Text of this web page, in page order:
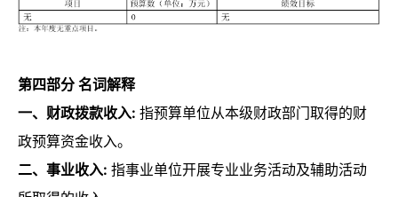
第四部分 名词解释
一、财政拨款收入: 指预算单位从本级财政部门取得的财
政预算资金收入。
二、事业收入: 指事业单位开展专业业务活动及辅助活动